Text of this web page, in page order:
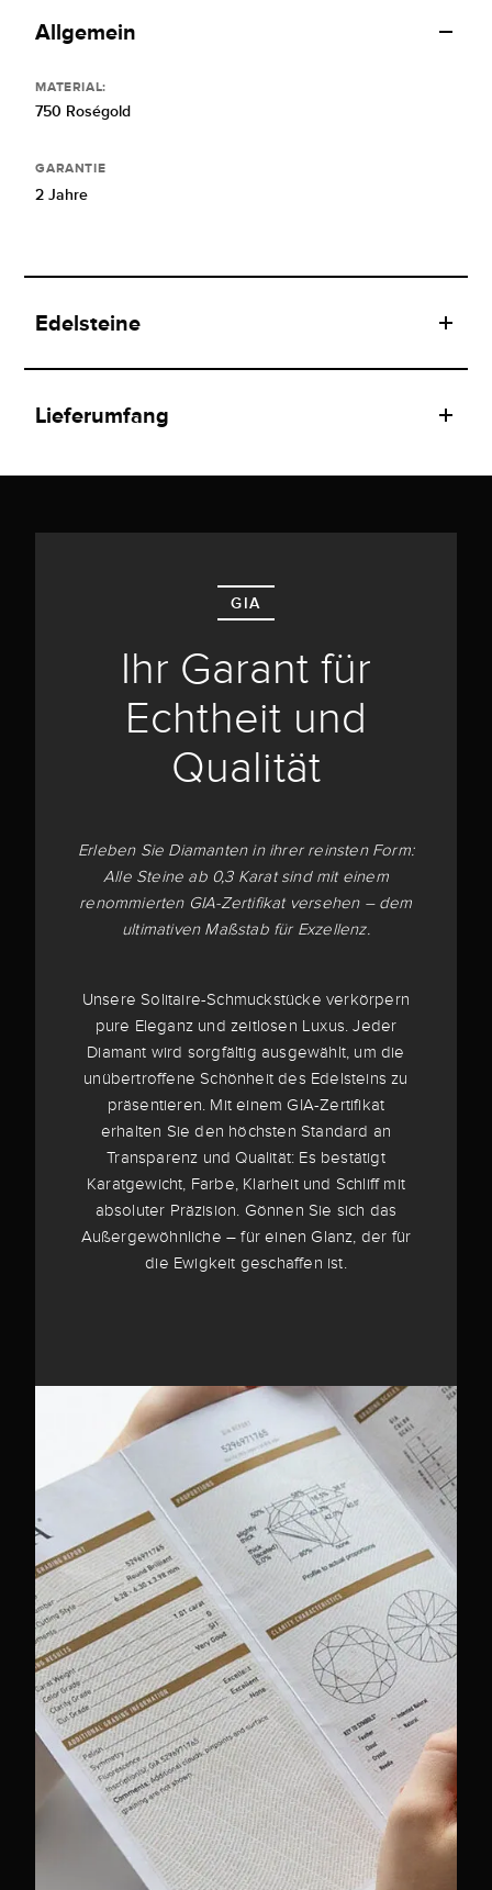
Allgemein
MATERIAL:
750 Roségold
GARANTIE
2 Jahre
Edelsteine
Lieferumfang
GIA
Ihr Garant für
Echtheit und
Qualität
Erleben Sie Diamanten in ihrer reinsten Form:
Alle Steine ab 0,3 Karat sind mit einem
renommierten GIA-Zertifikat versehen – dem
ultimativen Maßstab für Exzellenz.
Unsere Solitaire-Schmuckstücke verkörpern
pure Eleganz und zeitlosen Luxus. Jeder
Diamant wird sorgfältig ausgewählt, um die
unübertroffene Schönheit des Edelsteins zu
präsentieren. Mit einem GIA-Zertifikat
erhalten Sie den höchsten Standard an
Transparenz und Qualität: Es bestätigt
Karatgewicht, Farbe, Klarheit und Schliff mit
absoluter Präzision. Gönnen Sie sich das
Außergewöhnliche – für einen Glanz, der für
die Ewigkeit geschaffen ist.